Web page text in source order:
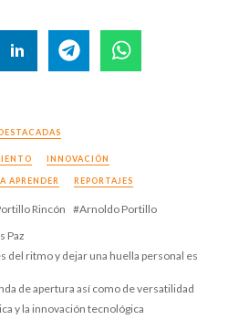
INNOVACIÓN
APRENDER REPORTAJES
Rincón
Arnoldo Portillo
Paz
del ritmo y dejar una huella personal es
de apertura así como de versatilidad
y la innovación tecnológica